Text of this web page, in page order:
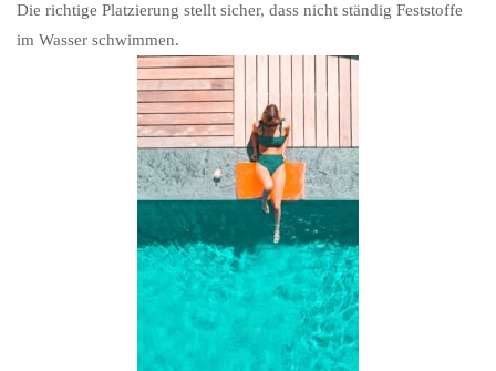
Die richtige Platzierung stellt sicher, dass nicht ständig Feststoffe
im Wasser schwimmen.